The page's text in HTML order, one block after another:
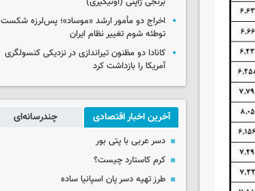
اخراج دو مأمور ارشد «موساد»؛ پس‌لرزه شکست
توطئه شوم تغییر نظام ایران
کانادا دو مظنون تیراندازی در نزدیکی کنسولگری
آمریکا را بازداشت کرد
آخرین اخبار اقتصادی چندرسانه‌ای
دسر عربی با پتی بور
کرم کاستارد چیست؟
طرز تهیه دسر پان اسپانیا ساده